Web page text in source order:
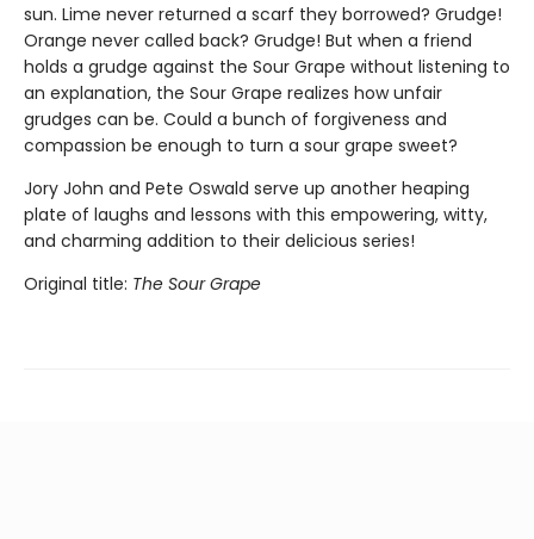
sun. Lime never returned a scarf they borrowed? Grudge!
Orange never called back? Grudge! But when a friend
holds a grudge against the Sour Grape without listening to
an explanation, the Sour Grape realizes how unfair
grudges can be. Could a bunch of forgiveness and
compassion be enough to turn a sour grape sweet?
Jory John and Pete Oswald serve up another heaping
plate of laughs and lessons with this empowering, witty,
and charming addition to their delicious series!
Original title: The Sour Grape